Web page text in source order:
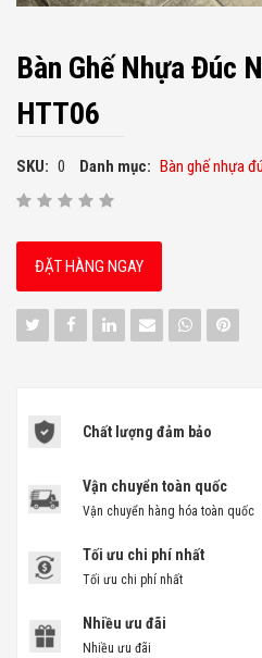
Bàn Ghế Nhựa Đúc
HTT06
SKU: 0 Danh mục: Bàn ghế nhựa
ĐẶT HÀNG NGAY
Chất lượng đảm bảo
Vận chuyển toàn quốc
Vận chuyển hàng hóa toàn quốc
Tối ưu chi phí nhất
Tối ưu chi phí nhất
Nhiều ưu đãi
Nhiều ưu đãi